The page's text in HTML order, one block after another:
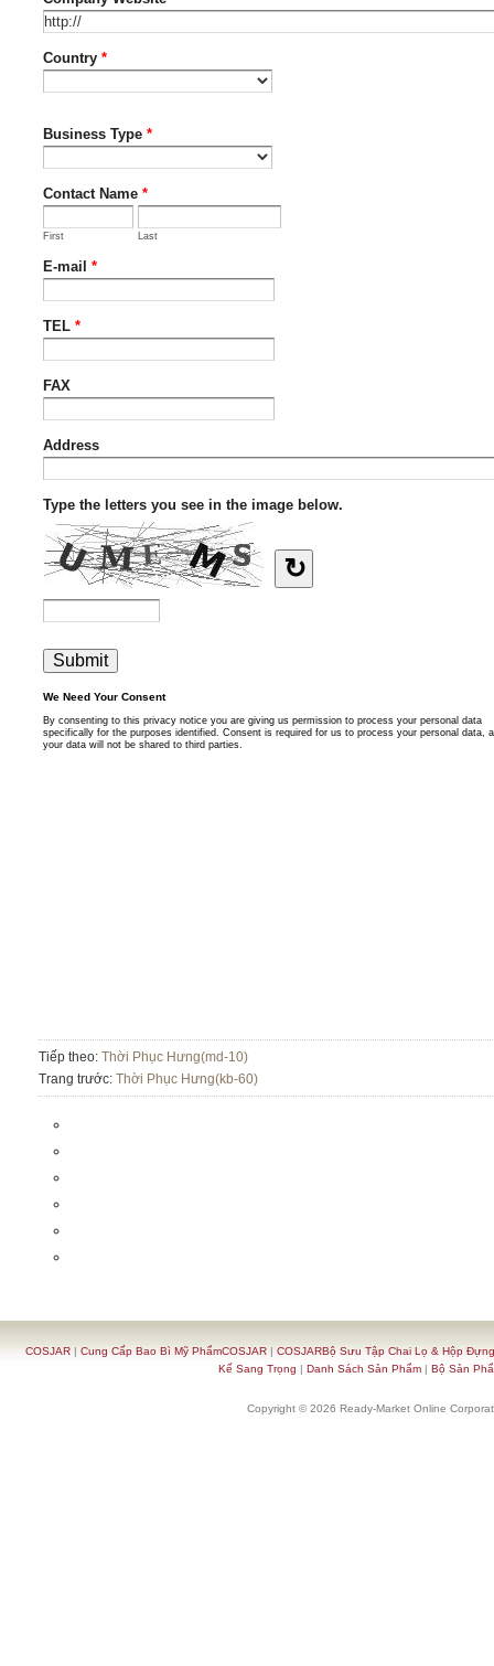
Tiếp theo: Thời Phục Hưng(md-10)
Trang trước: Thời Phục Hưng(kb-60)
COSJAR| Cung Cấp Bao Bì Mỹ PhẩmCOSJAR| COSJARBộ Sưu Tập Chai Lọ & Hộp
Kế Sang Trọng | Danh Sách Sản Phẩm| Bộ Sản
Copyright © 2026 Ready-Market Online